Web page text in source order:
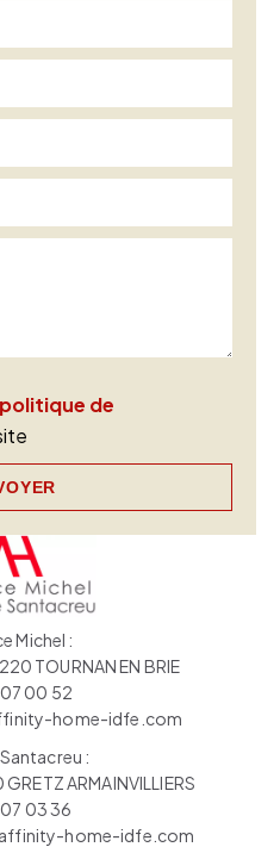
politique de
Michel :
TOURNAN EN BRIE
00 52
home-idfe.com
:
ARMAINVILLIERS
03 36
home-idfe.com